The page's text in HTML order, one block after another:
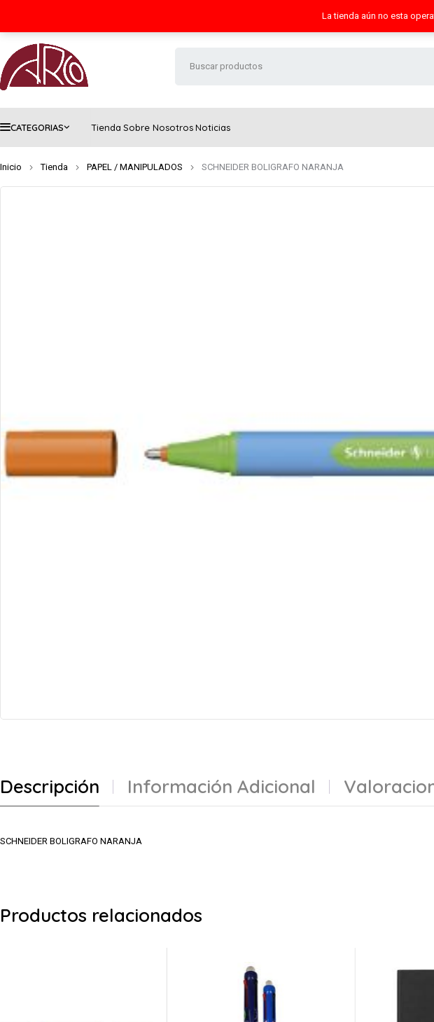
La tienda aún no esta
CATEGORIAS Tienda Sobre NosotrosNoticias
Inicio Tienda PAPEL / MANIPULADOS SCHNEIDER BOLIGRAFO NARANJA
Descripción Información Adicional
SCHNEIDER BOLIGRAFO NARANJA
Productos relacionados